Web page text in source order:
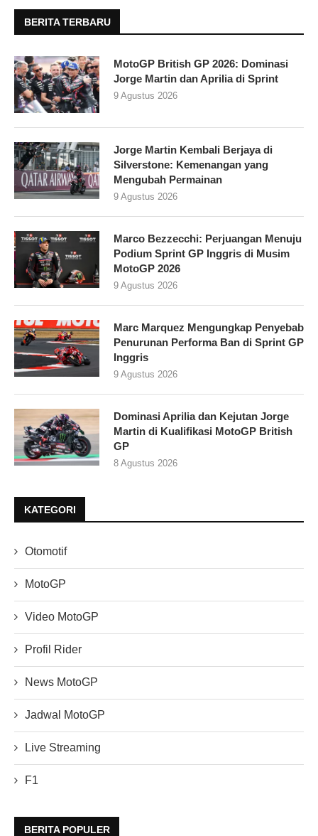
BERITA TERBARU
MotoGP British GP 2026: Dominasi
Jorge Martin dan Aprilia di Sprint
9 Agustus 2026
Jorge Martin Kembali Berjaya di
Silverstone: Kemenangan yang
Mengubah Permainan
9 Agustus 2026
Marco Bezzecchi: Perjuangan Menuju
Podium Sprint GP Inggris di Musim
MotoGP 2026
9 Agustus 2026
Marc Marquez Mengungkap Penyebab
Penurunan Performa Ban di Sprint GP
Inggris
9 Agustus 2026
Dominasi Aprilia dan Kejutan Jorge
Martin di Kualifikasi MotoGP British
GP
8 Agustus 2026
KATEGORI
Otomotif
MotoGP
Video MotoGP
Profil Rider
News MotoGP
Jadwal MotoGP
Live Streaming
F1
BERITA POPULER